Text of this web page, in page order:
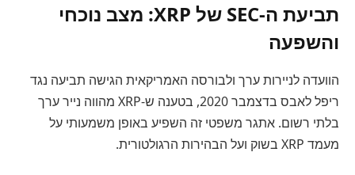
תביעת ה-SEC של XRP: מצב נוכחי
והשפעה
הוועדה לניירות ערך ולבורסה האמריקאית הגישה תביעה נגד
ריפל לאבס בדצמבר 2020, בטענה ש-XRP מהווה נייר ערך
בלתי רשום. אתגר משפטי זה השפיע באופן משמעותי על
מעמד XRP בשוק ועל הבהירות הרגולטורית.